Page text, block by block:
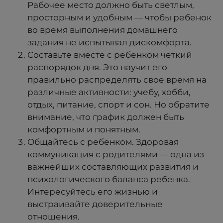
Рабочее место должно быть светлым,
просторным и удобным — чтобы ребенок
во время выполнения домашнего
задания не испытывал дискомфорта.
Составьте вместе с ребенком четкий
распорядок дня. Это научит его
правильно распределять свое время на
различные активности: учебу, хобби,
отдых, питание, спорт и сон. Но обратите
внимание, что график должен быть
комфортным и понятным.
Общайтесь с ребенком. Здоровая
коммуникация с родителями — одна из
важнейших составляющих развития и
психологического баланса ребенка.
Интересуйтесь его жизнью и
выстраивайте доверительные
отношения.